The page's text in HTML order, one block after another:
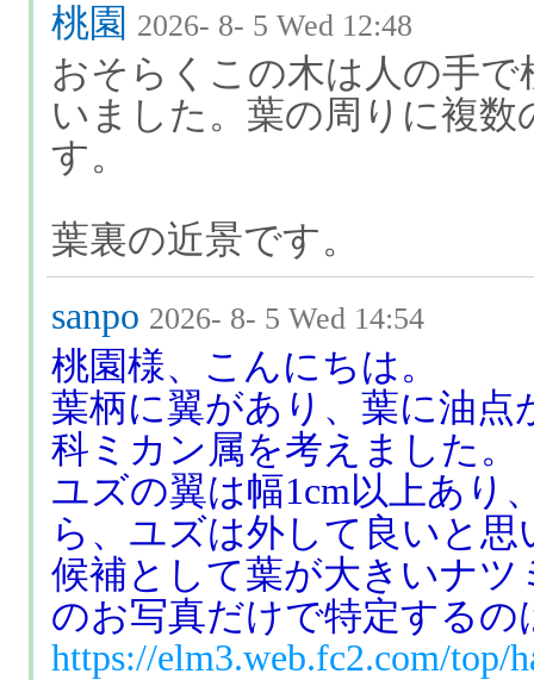
桃園 2026- 8- 5 Wed 12:48
おそらくこの木は人の手
いました。葉の周りに複
す。
葉裏の近景です。
sanpo 2026- 8- 5 Wed 14:54
桃園様、こんにちは。
葉柄に翼があり、葉に油
科ミカン属を考えました。
ユズの翼は幅1cm以上あり
ら、ユズは外して良いと思
候補として葉が大きいナ
のお写真だけで特定する
https://elm3.web.fc2.com/top/